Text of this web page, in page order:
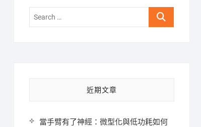
Search
近期文章
當手臂有了神經：微型化與低功耗如何